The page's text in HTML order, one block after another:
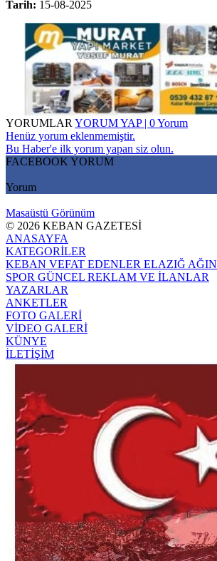
Tarih: 15-08-2025
YORUMLAR YORUM YAP | 0 Yorum
Henüz yorum eklenmemiştir.
Bu Haber'e ilk yorum yapan siz olun.
FACEBOOK YORUM
Yorum
Masaüstü Görünüm
© 2026 KEBAN GAZETESİ
ANASAYFA
KATEGORİLER
KEBAN VEFAT EDENLER ELAZIĞ AĞIN
SPOR GÜNCEL REKLAM VE İLANLAR
YAZARLAR
ANKETLER
FOTO GALERİ
VİDEO GALERİ
KÜNYE
İLETİŞİM